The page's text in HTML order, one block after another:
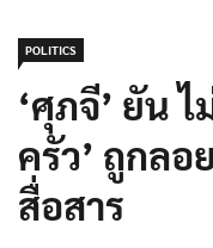
POLITICS
‘ศุภจี’ ยัน
ครัว’ ถูกล
สื่อสาร